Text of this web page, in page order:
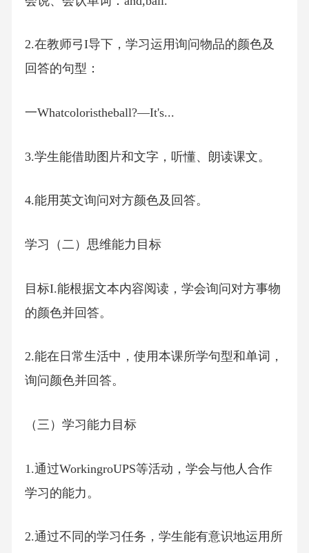
2.在教师弓I导下，学习运用询问物品的颜色及
回答的句型：
一Whatcoloristheball?—It's...
3.学生能借助图片和文字，听懂、朗读课文。
4.能用英文询问对方颜色及回答。
学习（二）思维能力目标
目标I.能根据文本内容阅读，学会询问对方事物
的颜色并回答。
2.能在日常生活中，使用本课所学句型和单词，
询问颜色并回答。
（三）学习能力目标
1.通过WorkingroUPS等活动，学会与他人合作
学习的能力。
2.通过不同的学习任务，学生能有意识地运用所